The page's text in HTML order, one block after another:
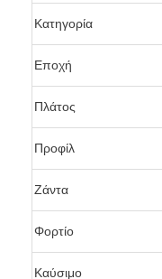
Κατηγορία
Εποχή
Πλάτος
Προφίλ
Ζάντα
Φορτίο
Καύσιμο